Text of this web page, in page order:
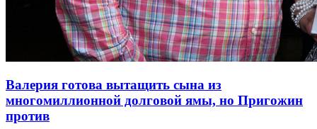
Валерия готова вытащить сына из
многомиллионной долговой ямы, но Пригожин
против